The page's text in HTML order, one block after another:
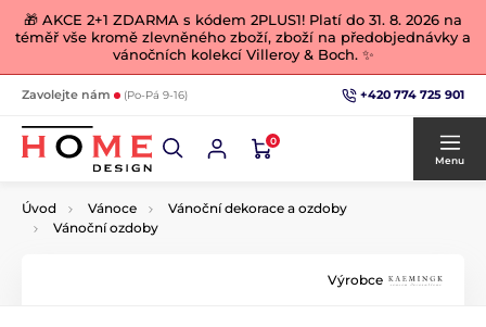
🎁 AKCE 2+1 ZDARMA s kódem 2PLUS1! Platí do 31. 8. 2026 na
téměř vše kromě zlevněného zboží, zboží na předobjednávky a
vánočních kolekcí Villeroy & Boch. ✨
Zavolejte nám (Po-Pá 9-16) +420 774 725 901
0
Menu
Úvod Vánoce
Vánoční dekorace a ozdoby
Vánoční ozdoby
Výrobce